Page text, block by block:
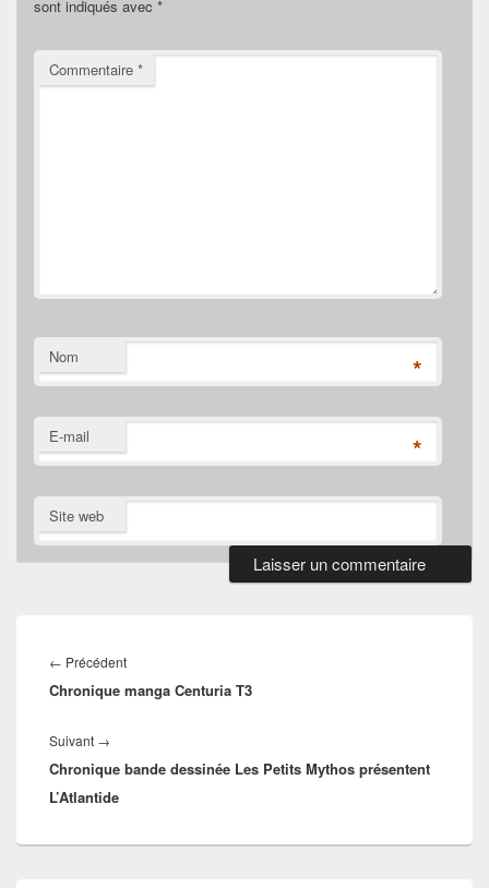
sont indiqués avec *
Commentaire *
Nom *
E-mail *
Site web
de
l’article
← PrécédentArticle
précédent :
Chronique manga Centuria T3
Suivant →
suivant :
Chronique bande dessinée Les Petits Mythos présentent
L’Atlantide